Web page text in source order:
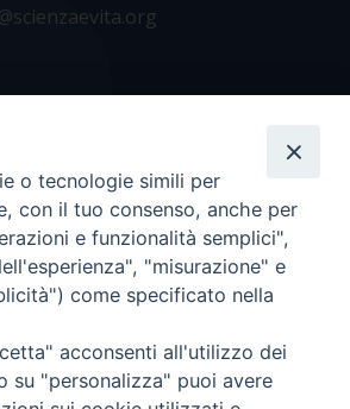
presidenza
o tecnologie simili per
con il tuo consenso, anche per
e funzionalità semplici",
"misurazione" e
come specificato nella
acconsenti all'utilizzo dei
su "personalizza" puoi avere